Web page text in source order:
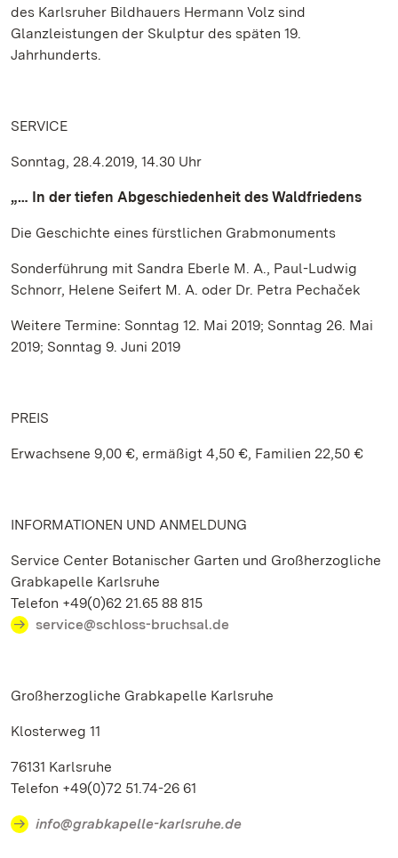
des Karlsruher Bildhauers Hermann Volz sind
Glanzleistungen der Skulptur des späten 19.
Jahrhunderts.
SERVICE
Sonntag, 28.4.2019, 14.30 Uhr
„… In der tiefen Abgeschiedenheit des Waldfriedens
Die Geschichte eines fürstlichen Grabmonuments
Sonderführung mit Sandra Eberle M. A., Paul-Ludwig
Schnorr, Helene Seifert M. A. oder Dr. Petra Pechaček
Weitere Termine: Sonntag 12. Mai 2019; Sonntag 26. Mai
2019; Sonntag 9. Juni 2019
PREIS
Erwachsene 9,00 €, ermäßigt 4,50 €, Familien 22,50 €
INFORMATIONEN UND ANMELDUNG
Service Center Botanischer Garten und Großherzogliche
Grabkapelle Karlsruhe
Telefon +49(0)62 21.65 88 815
service@schloss-bruchsal.de
Großherzogliche Grabkapelle Karlsruhe
Klosterweg 11
76131 Karlsruhe
Telefon +49(0)72 51.74-26 61
info@grabkapelle-karlsruhe.de